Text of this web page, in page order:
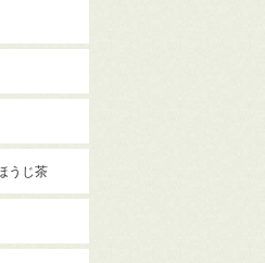
うじ茶